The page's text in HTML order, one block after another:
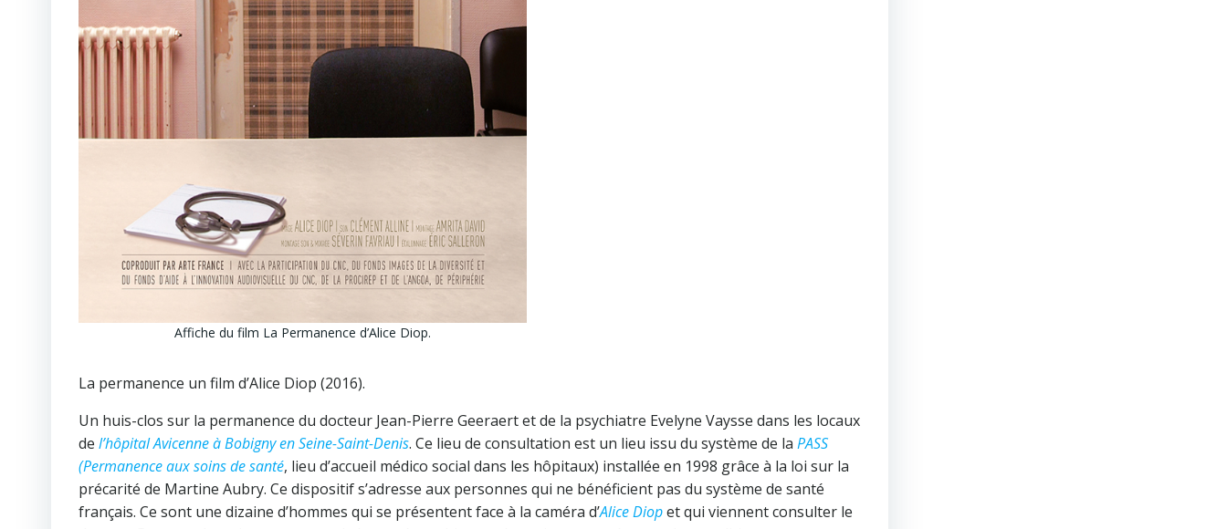
Affiche du film La Permanence d’Alice Diop.
La permanence un film d’Alice Diop (2016).
Un huis-clos sur la permanence du docteur Jean-Pierre Geeraert et de la psychiatre Evelyne Vaysse dans les locaux
de l’hôpital Avicenne à Bobigny en Seine-Saint-Denis. Ce lieu de consultation est un lieu issu du système de la PASS
(Permanence aux soins de santé, lieu d’accueil médico social dans les hôpitaux) installée en 1998 grâce à la loi sur la
précarité de Martine Aubry. Ce dispositif s’adresse aux personnes qui ne bénéficient pas du système de santé
français. Ce sont une dizaine d’hommes qui se présentent face à la caméra d’Alice Diopet qui viennent consulter le